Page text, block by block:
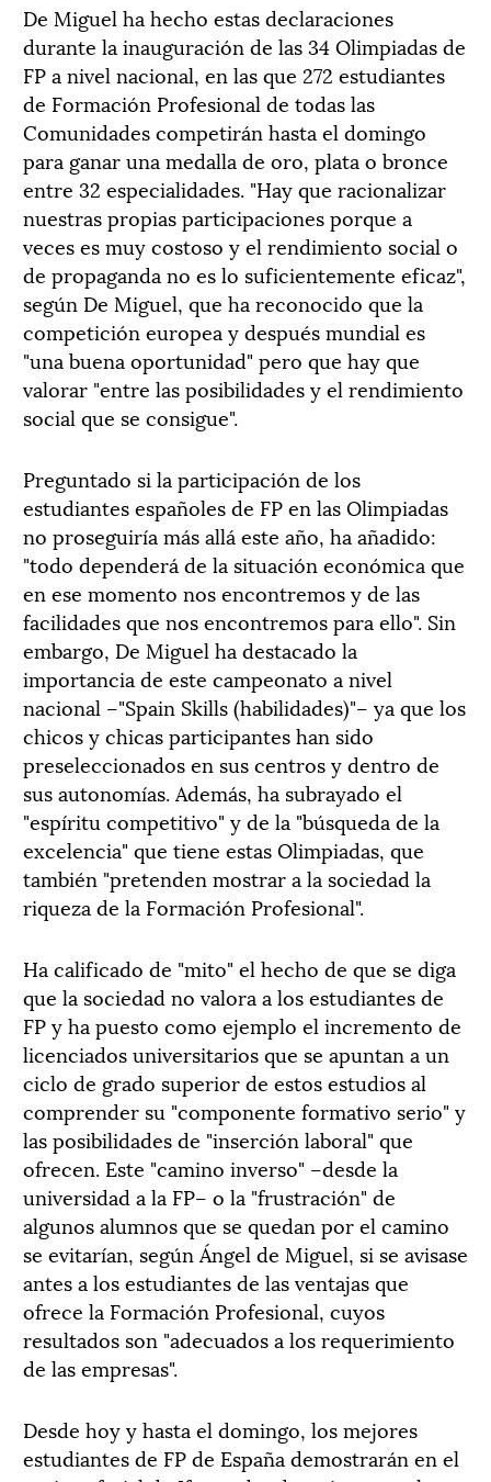
De Miguel ha hecho estas declaraciones
durante la inauguración de las 34 Olimpiadas de
FP a nivel nacional, en las que 272 estudiantes
de Formación Profesional de todas las
Comunidades competirán hasta el domingo
para ganar una medalla de oro, plata o bronce
entre 32 especialidades. "Hay que racionalizar
nuestras propias participaciones porque a
veces es muy costoso y el rendimiento social o
de propaganda no es lo suficientemente eficaz",
según De Miguel, que ha reconocido que la
competición europea y después mundial es
"una buena oportunidad" pero que hay que
valorar "entre las posibilidades y el rendimiento
social que se consigue".
Preguntado si la participación de los
estudiantes españoles de FP en las Olimpiadas
no proseguiría más allá este año, ha añadido:
"todo dependerá de la situación económica que
en ese momento nos encontremos y de las
facilidades que nos encontremos para ello". Sin
embargo, De Miguel ha destacado la
importancia de este campeonato a nivel
nacional –"Spain Skills (habilidades)"– ya que los
chicos y chicas participantes han sido
preseleccionados en sus centros y dentro de
sus autonomías. Además, ha subrayado el
"espíritu competitivo" y de la "búsqueda de la
excelencia" que tiene estas Olimpiadas, que
también "pretenden mostrar a la sociedad la
riqueza de la Formación Profesional".
Ha calificado de "mito" el hecho de que se diga
que la sociedad no valora a los estudiantes de
FP y ha puesto como ejemplo el incremento de
licenciados universitarios que se apuntan a un
ciclo de grado superior de estos estudios al
comprender su "componente formativo serio" y
las posibilidades de "inserción laboral" que
ofrecen. Este "camino inverso" –desde la
universidad a la FP– o la "frustración" de
algunos alumnos que se quedan por el camino
se evitarían, según Ángel de Miguel, si se avisase
antes a los estudiantes de las ventajas que
ofrece la Formación Profesional, cuyos
resultados son "adecuados a los requerimiento
de las empresas".
Desde hoy y hasta el domingo, los mejores
estudiantes de FP de España demostrarán en el